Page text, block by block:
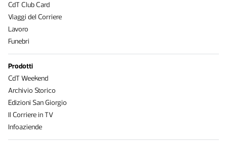
CdT Club Card
Viaggi del Corriere
Lavoro
Funebri
Prodotti
CdT Weekend
Archivio Storico
Edizioni San Giorgio
Il Corriere in TV
Infoaziende